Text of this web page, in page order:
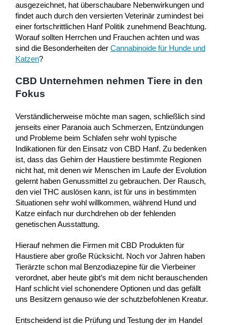
ausgezeichnet, hat überschaubare Nebenwirkungen und
findet auch durch den versierten Veterinär zumindest bei
einer fortschrittlichen Hanf Politik zunehmend Beachtung.
Worauf sollten Herrchen und Frauchen achten und was
sind die Besonderheiten der Cannabinoide für Hunde und
Katzen?
CBD Unternehmen nehmen Tiere in den
Fokus
Verständlicherweise möchte man sagen, schließlich sind
jenseits einer Paranoia auch Schmerzen, Entzündungen
und Probleme beim Schlafen sehr wohl typische
Indikationen für den Einsatz von CBD Hanf. Zu bedenken
ist, dass das Gehirn der Haustiere bestimmte Regionen
nicht hat, mit denen wir Menschen im Laufe der Evolution
gelernt haben Genussmittel zu gebrauchen. Der Rausch,
den viel THC auslösen kann, ist für uns in bestimmten
Situationen sehr wohl willkommen, während Hund und
Katze einfach nur durchdrehen ob der fehlenden
genetischen Ausstattung.
Hierauf nehmen die Firmen mit CBD Produkten für
Haustiere aber große Rücksicht. Noch vor Jahren haben
Tierärzte schon mal Benzodiazepine für die Vierbeiner
verordnet, aber heute gibt’s mit dem nicht berauschenden
Hanf schlicht viel schonendere Optionen und das gefällt
uns Besitzern genauso wie der schutzbefohlenen Kreatur.
Entscheidend ist die Prüfung und Testung der im Handel